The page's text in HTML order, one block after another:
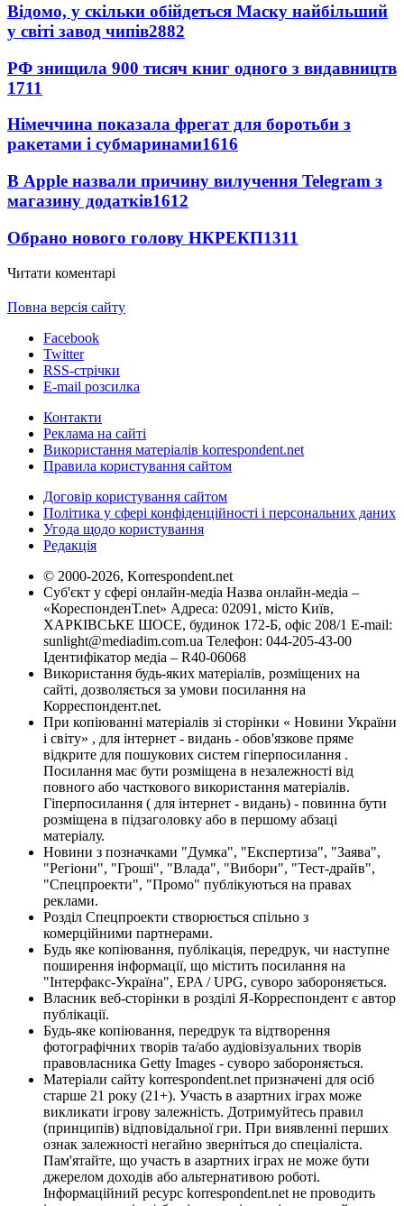
Відомо, у скільки обійдеться Маску найбільший
у світі завод чипів2882
РФ знищила 900 тисяч книг одного з видавництв
1711
Німеччина показала фрегат для боротьби з
ракетами і субмаринами1616
В Apple назвали причину вилучення Telegram з
магазину додатків1612
Обрано нового голову НКРЕКП1311
Читати коментарі
Повна версія сайту
Facebook
Twitter
RSS-стрічки
E-mail розсилка
Контакти
Реклама на сайті
Використання матеріалів korrespondent.net
Правила користування сайтом
Договір користування сайтом
Політика у сфері конфіденційності і персональних даних
Угода щодо користування
Редакція
© 2000-2026, Korrespondent.net
Суб'єкт у сфері онлайн-медіа Назва онлайн-медіа –
«КореспонденТ.net» Адреса: 02091, місто Київ,
ХАРКІВСЬКЕ ШОСЕ, будинок 172-Б, офіс 208/1 E-mail:
sunlight@mediadim.com.ua Телефон: 044-205-43-00
Ідентифікатор медіа – R40-06068
Використання будь-яких матеріалів, розміщених на
сайті, дозволяється за умови посилання на
Корреспондент.net.
При копіюванні матеріалів зі сторінки « Новини України
і світу» , для інтернет - видань - обов'язкове пряме
відкрите для пошукових систем гіперпосилання .
Посилання має бути розміщена в незалежності від
повного або часткового використання матеріалів.
Гіперпосилання ( для інтернет - видань) - повинна бути
розміщена в підзаголовку або в першому абзаці
матеріалу.
Новини з позначками "Думка", "Експертиза", "Заява",
"Регіони", "Гроші", "Влада", "Вибори", "Тест-драйв",
"Спецпроекти", "Промо" публікуються на правах
реклами.
Розділ Спецпроекти створюється спільно з
комерційними партнерами.
Будь яке копіювання, публікація, передрук, чи наступне
поширення інформації, що містить посилання на
"Інтерфакс-Україна", EPA / UPG, суворо забороняється.
Власник веб-сторінки в розділі Я-Корреспондент є автор
публікації.
Будь-яке копіювання, передрук та відтворення
фотографічних творів та/або аудіовізуальних творів
правовласника Getty Images - суворо забороняється.
Матеріали сайту korrespondent.net призначені для осіб
старше 21 року (21+). Участь в азартних іграх може
викликати ігрову залежність. Дотримуйтесь правил
(принципів) відповідальної гри. При виявленні перших
ознак залежності негайно зверніться до спеціаліста.
Пам'ятайте, що участь в азартних іграх не може бути
джерелом доходів або альтернативою роботі.
Інформаційний ресурс korrespondent.net не проводить